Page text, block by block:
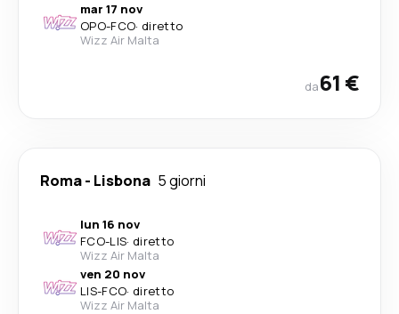
mar 17 nov
OPO-FCO· diretto
Wizz Air Malta
da61 €
Roma- Lisbona 5 giorni
lun 16 nov
FCO-LIS· diretto
Wizz Air Malta
ven 20 nov
LIS-FCO· diretto
Wizz Air Malta